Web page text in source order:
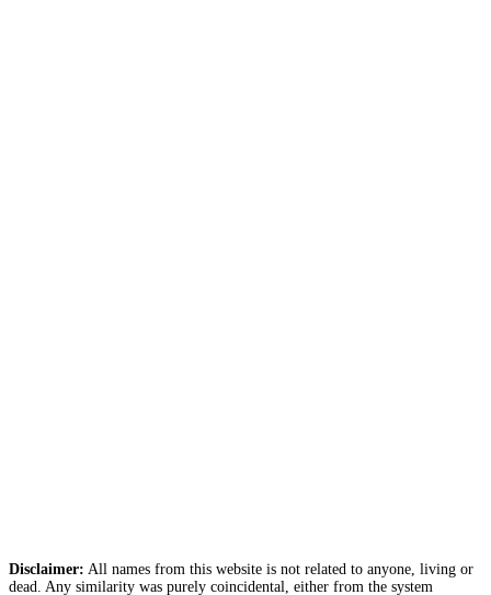
Disclaimer: All names from this website is not related to anyone, living or
dead. Any similarity was purely coincidental, either from the system